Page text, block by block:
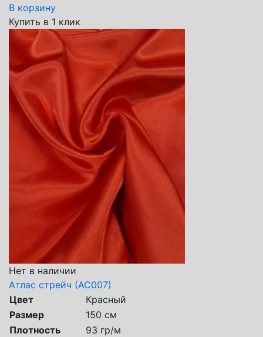
В корзину
Купить в 1 клик
Нет в наличии
Атлас стрейч (АС007)
Цвет
Красный
Размер
150 см
Плотность
93 гр/м